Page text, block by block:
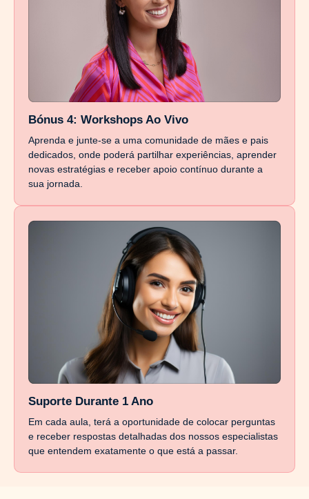
Bónus 4: Workshops Ao Vivo
Aprenda e junte-se a uma comunidade de mães e pais
dedicados, onde poderá partilhar experiências, aprender
novas estratégias e receber apoio contínuo durante a
sua jornada.
Suporte Durante 1 Ano
Em cada aula, terá a oportunidade de colocar perguntas
e receber respostas detalhadas dos nossos especialistas
que entendem exatamente o que está a passar.